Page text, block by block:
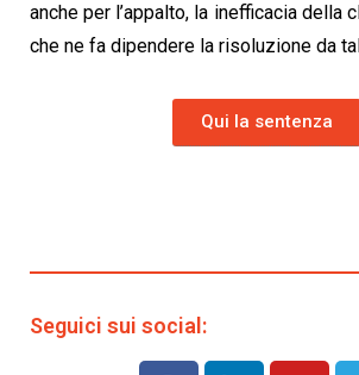
anche per l’appalto, la inefficacia della
che ne fa dipendere la risoluzione da
Qui la sentenza
Seguici sui social: